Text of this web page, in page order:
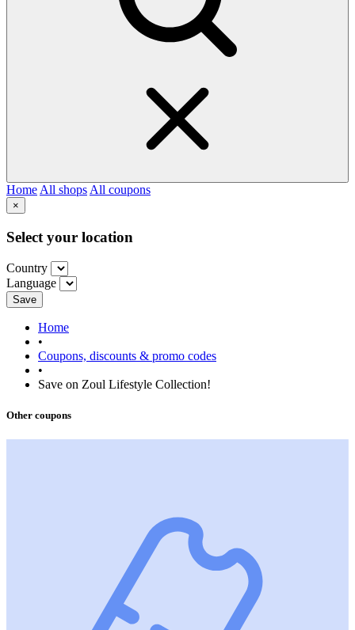
Home All shops All coupons
×
Select your location
Country
Language
Save
Home
•
Coupons, discounts & promo codes
•
Save on Zoul Lifestyle Collection!
Other coupons